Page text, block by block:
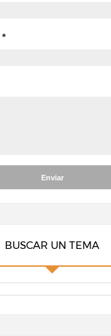
*
BUSCAR UN TEMA